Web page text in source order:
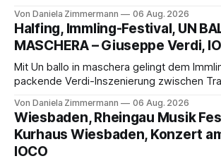
Aufführung mit starken Solisten und den
Philharmonikern, szenisch bleibt der zweite
hinter den Erwartungen zurück.
Von Daniela Zimmermann 06 Aug. 2026
Halfing, Immling-Festival, UN
MASCHERA – Giuseppe Verdi,
Mit Un ballo in maschera gelingt dem
packende Verdi-Inszenierung zwischen
psychologische Tiefe mit starken Bildern,
einem spielfreudigen Ensemble und einer
überzeugenden Gesamtleistung.
Von Daniela Zimmermann 06 Aug. 2026
Wiesbaden, Rheingau Musik
Kurhaus Wiesbaden, Konzert
IOCO